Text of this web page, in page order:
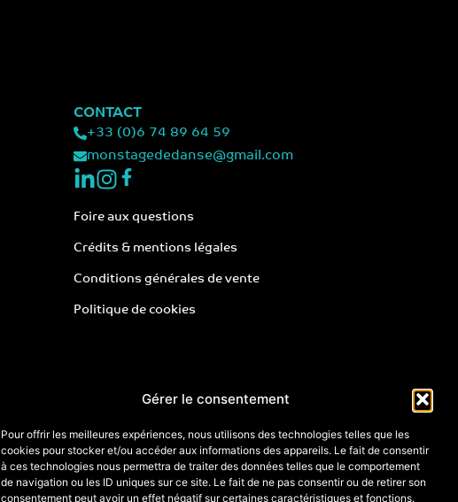
Gérer le consentement
Pour offrir les meilleures expériences, nous utilisons des technologies telles que les
cookies pour stocker et/ou accéder aux informations des appareils. Le fait de consentir
à ces technologies nous permettra de traiter des données telles que le comportement
de navigation ou les ID uniques sur ce site. Le fait de ne pas consentir ou de retirer son
consentement peut avoir un effet négatif sur certaines caractéristiques et fonctions.
CONTACT
+33 (0)6 74 89 64 59
monstagededanse@gmail.com
Foire aux questions
Crédits & mentions légales
Conditions générales de vente
Politique de cookies